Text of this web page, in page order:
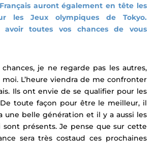
auront également en tête les
les Jeux olympiques de Tokyo.
avoir toutes vos chances de vous
je ne regarde pas les autres,
moi. L’heure viendra de me confronter
Ils ont envie de se qualifier pour les
De toute façon pour être le meilleur, il
une belle génération et il y a aussi les
sont présents. Je pense que sur cette
sera très costaud ces prochaines